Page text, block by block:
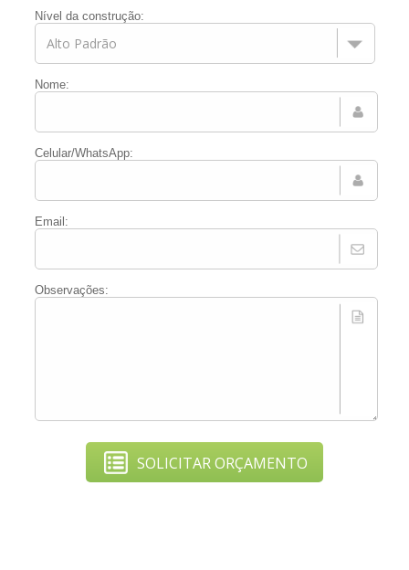
Nível da construção:
Nome:
Celular/WhatsApp:
Email:
Observações:
SOLICITAR ORÇAMENTO